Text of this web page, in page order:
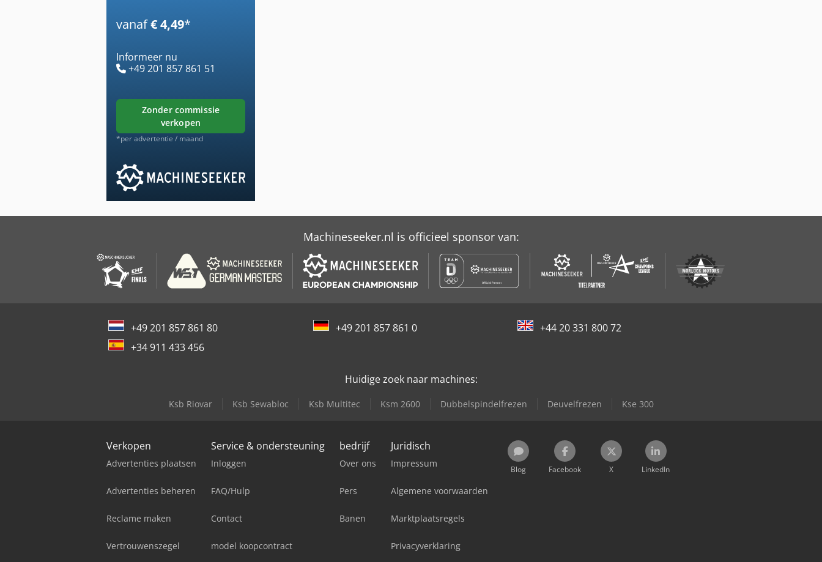
vanaf€ 4,49*
Informeer nu
+49 201 857 861 51
zonder commissie
verkopen
*per advertentie / maand
Machineseeker.nl is officieel sponsor van:
+49 201 857 861 80 +49 201 857 861 0
+44 20 331 800 72
+34 911 433 456
Huidige zoek naar machines:
Ksb Riovar Ksb Sewabloc Ksb Multitec Ksm 2600 Dubbelspindelfrezen Deuvelfrezen Kse 300
Verkopen
Advertenties plaatsen
Advertenties beheren
Reclame maken
Vertrouwenszegel
Service & ondersteuning
Inloggen
FAQ/Hulp
Contact
model koopcontract
bedrijf
Over ons
Pers
Banen
Juridisch
Impressum
Algemene voorwaarden
Marktplaatsregels
Privacyverklaring
Blog Facebook X LinkedIn